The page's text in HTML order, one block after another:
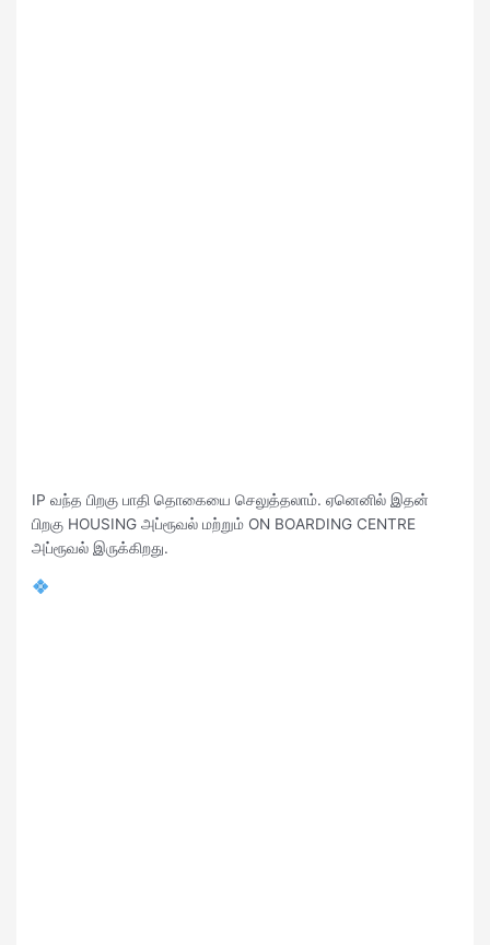
IP வந்த பிறகு பாதி தொகையை செலுத்தலாம். ஏனெனில் இதன்
பிறகு HOUSING அப்ரூவல் மற்றும் ON BOARDING CENTRE
அப்ரூவல் இருக்கிறது.